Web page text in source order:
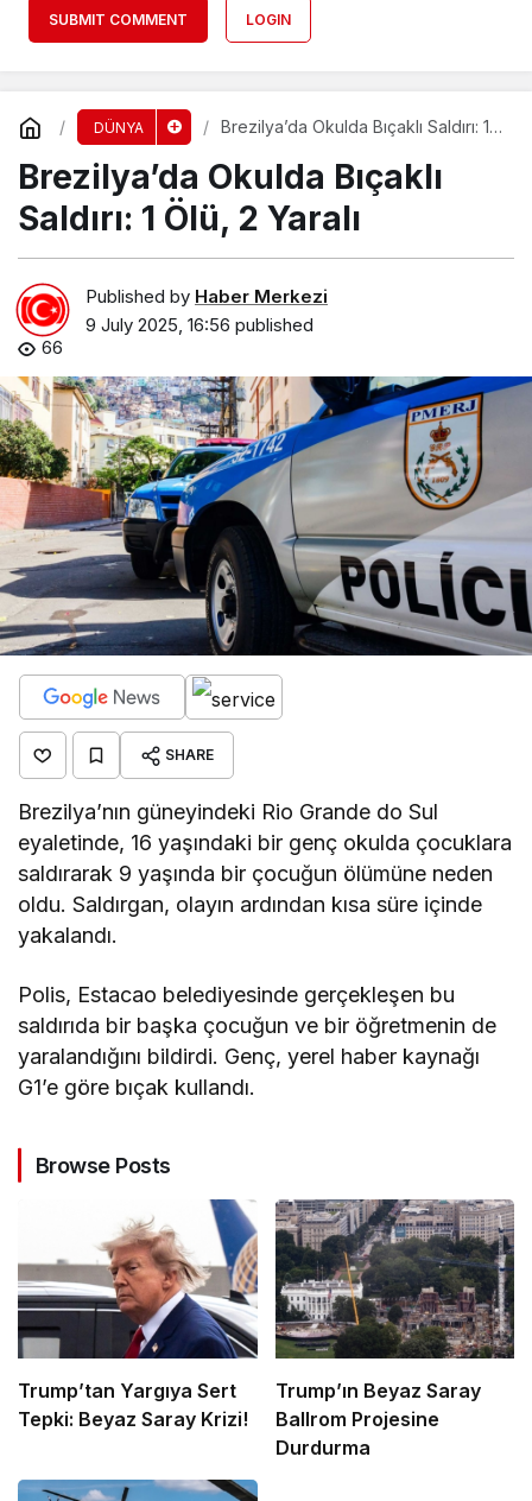
SUBMIT COMMENT LOGIN
DÜNYA
Brezilya’da Okulda Bıçaklı Saldırı: 1
Brezilya’da Okulda Bıçaklı
Saldırı: 1 Ölü, 2 Yaralı
Published by Haber Merkezi
9 July 2025, 16:56 published
66
SHARE
Brezilya’nın güneyindeki Rio Grande do Sul
eyaletinde, 16 yaşındaki bir genç okulda çocuklara
saldırarak 9 yaşında bir çocuğun ölümüne neden
oldu. Saldırgan, olayın ardından kısa süre içinde
yakalandı.
Polis, Estacao belediyesinde gerçekleşen bu
saldırıda bir başka çocuğun ve bir öğretmenin de
yaralandığını bildirdi. Genç, yerel haber kaynağı
G1’e göre bıçak kullandı.
Browse Posts
Trump’tan Yargıya Sert
Tepki: Beyaz Saray Krizi!
Trump’ın Beyaz Saray
Ballrom Projesine
Durdurma